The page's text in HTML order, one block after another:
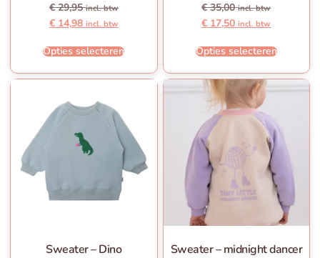
€29,95 incl. btw
€14,98 incl. btw
Opties selecteren
€35,00 incl. btw
€ 17,50 incl. btw
Opties selecteren
Sweater – Dino Sweater – midnight dancer